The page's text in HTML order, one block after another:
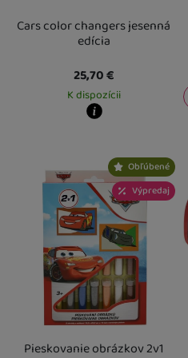
Cars color changers jesenná
edícia
25,70€
K dispozícii
Obľúbené
Výpredaj
Pieskovanie obrázkov 2v1